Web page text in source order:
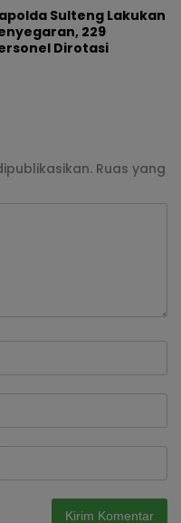
Sulteng Lakukan
229
Dirotasi
Ruas yang